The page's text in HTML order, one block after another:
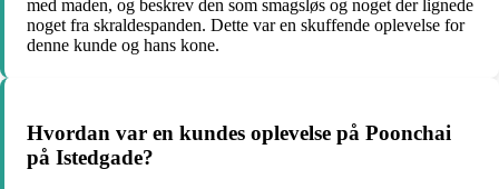
med maden, og beskrev den som smagsløs og noget der lignede
noget fra skraldespanden. Dette var en skuffende oplevelse for
denne kunde og hans kone.
Hvordan var en kundes oplevelse på Poonchai
på Istedgade?